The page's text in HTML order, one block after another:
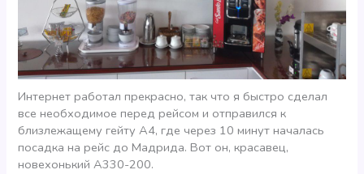
Интернет работал прекрасно, так что я быстро сделал
все необходимое перед рейсом и отправился к
близлежащему гейту А4, где через 10 минут началась
посадка на рейс до Мадрида. Вот он, красавец,
новехонький А330-200.